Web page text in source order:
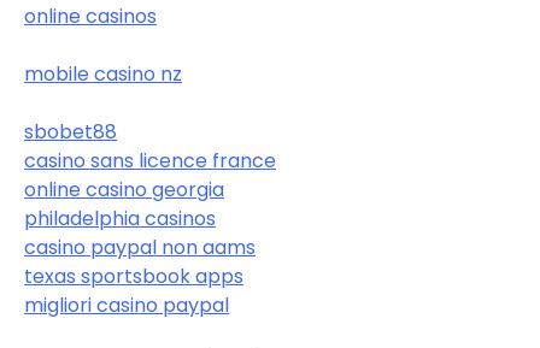
online casinos
mobile casino nz
sbobet88
casino sans licence france
online casino georgia
philadelphia casinos
casino paypal non aams
texas sportsbook apps
migliori casino paypal